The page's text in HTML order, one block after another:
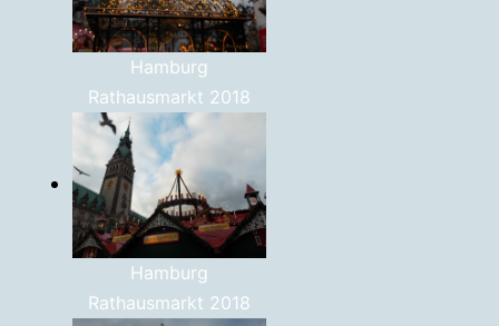
Hamburg
Rathausmarkt 2018
Hamburg
Rathausmarkt 2018